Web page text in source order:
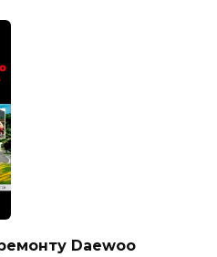
Daewoo